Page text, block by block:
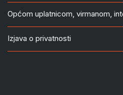
Općom uplatnicom, virmanom,
Izjava o privatnosti